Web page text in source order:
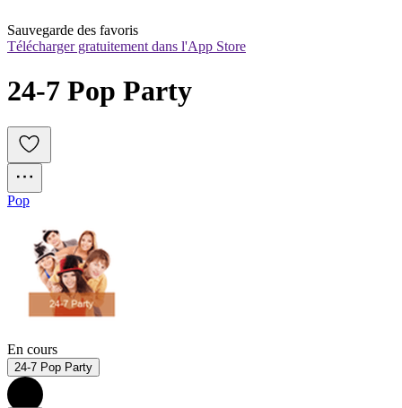
Sauvegarde des favoris
Télécharger gratuitement dans l'App Store
24-7 Pop Party
Pop
En cours
24-7 Pop Party